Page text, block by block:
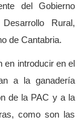
del Gobierno
Rural,
de Cantabria.
en introducir en el
a la ganadería
de la PAC y a la
como son las